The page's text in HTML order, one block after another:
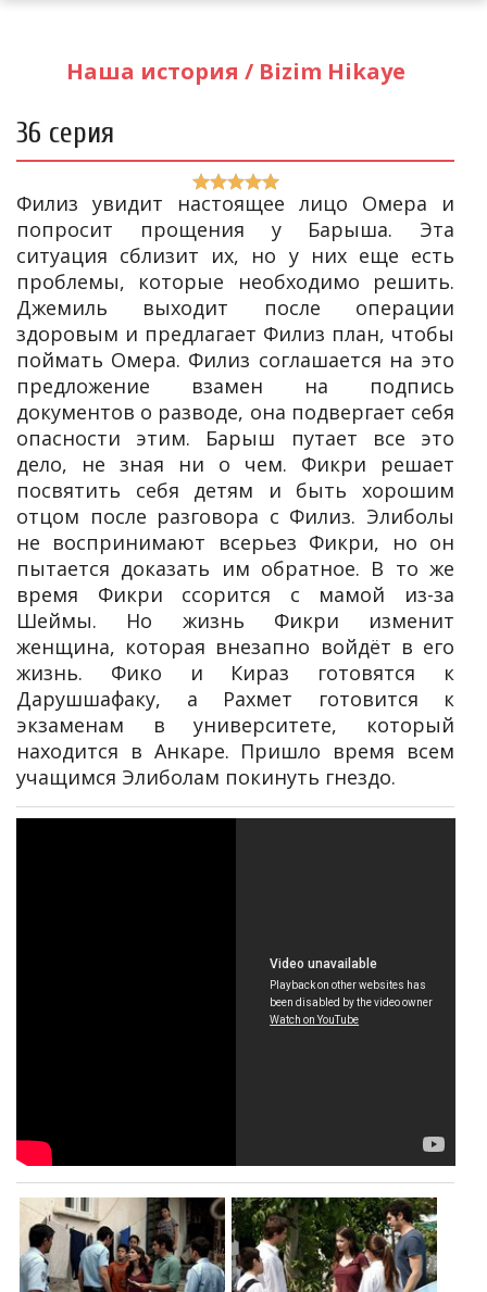
Наша история / Bizim Hikaye
36 серия
Филиз увидит настоящее лицо Омера и
попросит прощения у Барыша. Эта
ситуация сблизит их, но у них еще есть
проблемы, которые необходимо решить.
Джемиль выходит после операции
здоровым и предлагает Филиз план, чтобы
поймать Омера. Филиз соглашается на это
предложение взамен на подпись
документов о разводе, она подвергает себя
опасности этим. Барыш путает все это
дело, не зная ни о чем. Фикри решает
посвятить себя детям и быть хорошим
отцом после разговора с Филиз. Элиболы
не воспринимают всерьез Фикри, но он
пытается доказать им обратное. В то же
время Фикри ссорится с мамой из-за
Шеймы. Но жизнь Фикри изменит
женщина, которая внезапно войдёт в его
жизнь. Фико и Кираз готовятся к
Дарушшафаку, а Рахмет готовится к
экзаменам в университете, который
находится в Анкаре. Пришло время всем
учащимся Элиболам покинуть гнездо.